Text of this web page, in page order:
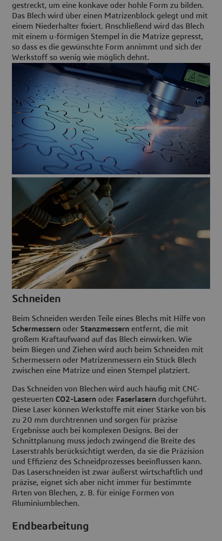
gestreckt, um eine konkave oder hohle Form zu bilden.
Das Blech wird über einen Matrizenblock gelegt und mit
einem Niederhalter fixiert. Anschließend wird das Blech
mit einem u-förmigen Stempel in die Matrize gepresst,
so dass es die gewünschte Form annimmt und sich der
Werkstoff so wenig wie möglich dehnt.
Schneiden
Beim Schneiden werden Teile eines Blechs mit Hilfe von
Schermessern oder Stanzmessern entfernt, die mit
großem Kraftaufwand auf das Blech einwirken. Wie
beim Biegen und Ziehen wird auch beim Schneiden mit
Schermessern oder Matrizenmessern ein Stück Blech
zwischen eine Matrize und einen Stempel platziert.
Das Schneiden von Blechen wird auch häufig mit CNC-
gesteuerten CO2-Lasern oder Faserlasern durchgeführt.
Diese Laser können Werkstoffe mit einer Stärke von bis
zu 20 mm durchtrennen und sorgen für präzise
Ergebnisse auch bei komplexen Designs. Bei der
Schnittplanung muss jedoch zwingend die Breite des
Laserstrahls berücksichtigt werden, da sie die Präzision
und Effizienz des Schneidprozesses beeinflussen kann.
Das Laserschneiden ist zwar äußerst wirtschaftlich und
präzise, eignet sich aber nicht immer für bestimmte
Arten von Blechen, z. B. für einige Formen von
Aluminiumblechen.
Endbearbeitung